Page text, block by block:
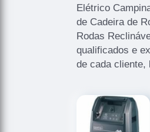
Elétrico
de Cadeira de
Rodas
qualificados e
de cada cliente,